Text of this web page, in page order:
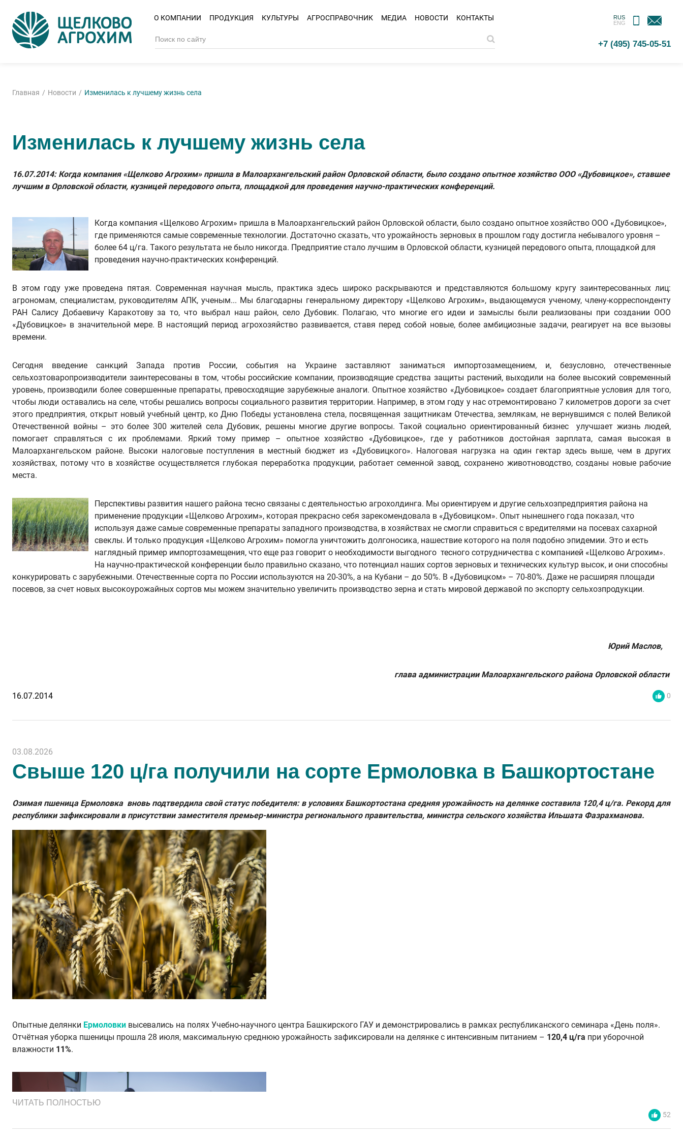
О КОМПАНИИ ПРОДУКЦИЯ КУЛЬТУРЫ АГРОСПРАВОЧНИК МЕДИА НОВОСТИ КОНТАКТЫ
RUS
ENG
МОБИЛЬНОЕ
ПРИЛОЖЕНИЕ
ОБРАТНАЯ
СВЯЗЬ
+7 (495) 745-05-51
Главная Новости Изменилась к лучшему жизнь села
Изменилась к лучшему жизнь села
16.07.2014: Когда компания «Щелково Агрохим» пришла в Малоархангельский район Орловской области, было создано опытное хозяйство ООО «Дубовицкое», ставшее
лучшим в Орловской области, кузницей передового опыта, площадкой для проведения научно-практических конференций.
Когда компания «Щелково Агрохим» пришла в Малоархангельский район Орловской области, было создано опытное хозяйство ООО «Дубовицкое»,
где применяются самые современные технологии. Достаточно сказать, что урожайность зерновых в прошлом году достигла небывалого уровня –
более 64 ц/га. Такого результата не было никогда. Предприятие стало лучшим в Орловской области, кузницей передового опыта, площадкой для
проведения научно-практических конференций.
В этом году уже проведена пятая. Современная научная мысль, практика здесь широко раскрываются и представляются большому кругу заинтересованных лиц:
агрономам, специалистам, руководителям АПК, ученым... Мы благодарны генеральному директору «Щелково Агрохим», выдающемуся ученому, члену-корреспонденту
РАН Салису Добаевичу Каракотову за то, что выбрал наш район, село Дубовик. Полагаю, что многие его идеи и замыслы были реализованы при создании ООО
«Дубовицкое» в значительной мере. В настоящий период агрохозяйство развивается, ставя перед собой новые, более амбициозные задачи, реагирует на все вызовы
времени.
Сегодня введение санкций Запада против России, события на Украине заставляют заниматься импортозамещением, и, безусловно, отечественные
сельхозтоваропроизводители заинтересованы в том, чтобы российские компании, производящие средства защиты растений, выходили на более высокий современный
уровень, производили более совершенные препараты, превосходящие зарубежные аналоги. Опытное хозяйство «Дубовицкое» создает благоприятные условия для того,
чтобы люди оставались на селе, чтобы решались вопросы социального развития территории. Например, в этом году у нас отремонтировано 7 километров дороги за счет
этого предприятия, открыт новый учебный центр, ко Дню Победы установлена стела, посвященная защитникам Отечества, землякам, не вернувшимся с полей Великой
Отечественной войны – это более 300 жителей села Дубовик, решены многие другие вопросы. Такой социально ориентированный бизнес улучшает жизнь людей,
помогает справляться с их проблемами. Яркий тому пример – опытное хозяйство «Дубовицкое», где у работников достойная зарплата, самая высокая в
Малоархангельском районе. Высоки налоговые поступления в местный бюджет из «Дубовицкого». Налоговая нагрузка на один гектар здесь выше, чем в других
хозяйствах, потому что в хозяйстве осуществляется глубокая переработка продукции, работает семенной завод, сохранено животноводство, созданы новые рабочие
места.
Перспективы развития нашего района тесно связаны с деятельностью агрохолдинга. Мы ориентируем и другие сельхозпредприятия района на
применение продукции «Щелково Агрохим», которая прекрасно себя зарекомендовала в «Дубовицком». Опыт нынешнего года показал, что
используя даже самые современные препараты западного производства, в хозяйствах не смогли справиться с вредителями на посевах сахарной
свеклы. И только продукция «Щелково Агрохим» помогла уничтожить долгоносика, нашествие которого на поля подобно эпидемии. Это и есть
наглядный пример импортозамещения, что еще раз говорит о необходимости выгодного тесного сотрудничества с компанией «Щелково Агрохим».
На научно-практической конференции было правильно сказано, что потенциал наших сортов зерновых и технических культур высок, и они способны
конкурировать с зарубежными. Отечественные сорта по России используются на 20-30%, а на Кубани – до 50%. В «Дубовицком» – 70-80%. Даже не расширяя площади
посевов, за счет новых высокоурожайных сортов мы можем значительно увеличить производство зерна и стать мировой державой по экспорту сельхозпродукции.
Юрий Маслов,
глава администрации Малоархангельского района Орловской области
16.07.2014 0
03.08.2026
Свыше 120 ц/га получили на сорте Ермоловка в Башкортостане
Озимая пшеница Ермоловка вновь подтвердила свой статус победителя: в условиях Башкортостана средняя урожайность на делянке составила 120,4 ц/га. Рекорд для
республики зафиксировали в присутствии заместителя премьер-министра регионального правительства, министра сельского хозяйства Ильшата Фазрахманова.
Опытные делянки Ермоловки высевались на полях Учебно-научного центра Башкирского ГАУ и демонстрировались в рамках республиканского семинара «День поля».
Отчётная уборка пшеницы прошла 28 июля, максимальную среднюю урожайность зафиксировали на делянке с интенсивным питанием – 120,4 ц/га при уборочной
влажности 11%.
ЧИТАТЬ ПОЛНОСТЬЮ
52